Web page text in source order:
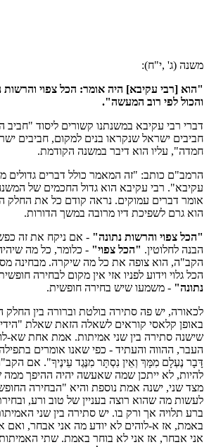
משנה (ג' ,י"ח):
"הוא [רבי עקיבא] היה אומר: הכל צפוי והרשות
והכול לפי רוב המעשה".
דברי רבי עקיבא במשנתנו קשורים ליסוד
חביבים ישראל שנקראו בנים למקום, חביבים
חמדה", עליו הוא דיבר במשנה הקודמת.
הרמב"ם כותב: "זה המאמר כולל דברים גדולים
עקיבא". רבי עקיבא הוא גדול החכמים של
אומר דברים עמוקים. נראה קודם כל את החלק
הוא גרם לשפיכת דיו מרובה במשך הדורות.
"הכל צפוי והרשות נתונה" - אם ניקח את זה
הבנה לחלוטין. "הכל צפוי" - כלומר, כל מה
הקב"ה, הוא צופה את כל מה שיקרה. מבחינה
הכל גלוי וידוע לפניו אזי אין מקום לבחירה
נתונה" - משמעו שיש בחירה חופשית.
לכאורה, יש פה סתירה בולטת וברורה בין
באופן קלאסי קוראים לשאלה הזאת שאלת
שישנה סתירה בין שני אמיתות. אמת אחת שא-
העבר, ההווה והעתיד - כפי שאנו אומרים
דָּבָר נֶעְלָם מִמָּךְ וְאֵין נִסְתָּר מִנֶּגֶד עֵינֶיךָ". אם
להיות, לא ייתכן שמה שאעשה יהיה ההיפך
מצד שני, ישנה אמת נוספת והיא "הבחירה
לעשות מה שהוא רוצה בעניין של טוב ורע,
ברע תלויה אך ורק בו. יש סתירה בין שני
באמת, אז א-לוהים לא יודע מה אני אבחר, ואם
אני אבחר, אז אני לא בוחר באמת. שתי